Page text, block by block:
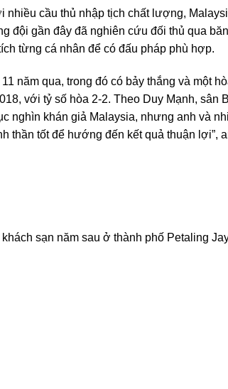
cầu thủ nhập tịch chất lượng,
đội gần đây đã nghiên cứu đối thủ qua
từng cá nhân để có đấu pháp phù hợp.
năm qua, trong đó có bảy thắng và một
với tỷ số hòa 2-2. Theo Duy Mạnh, sân
nghìn khán giả Malaysia, nhưng anh và
thần tốt để hướng đến kết quả thuận lợi”,